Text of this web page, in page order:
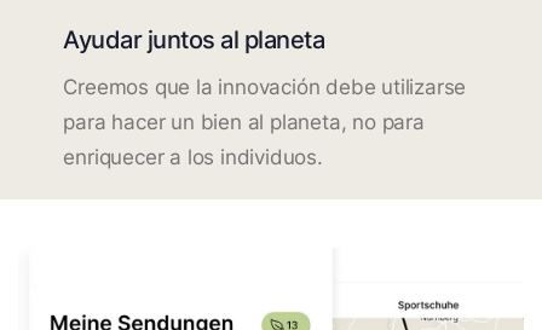
Ayudar juntos al planeta
Creemos que la innovación debe utilizarse
para hacer un bien al planeta, no para
enriquecer a los individuos.